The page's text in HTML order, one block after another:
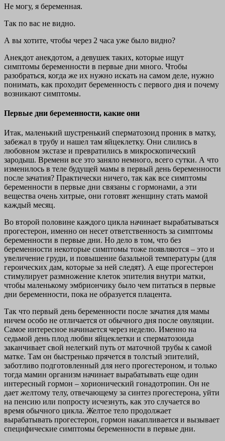
Не могу, я беременная.
Так по вас не видно.
А вы хотите, чтобы через 2 часа уже было видно?
Анекдот анекдотом, а девушек таких, которые ищут
симптомы беременности в первые дни много. Чтобы
разобраться, когда же их нужно искать на самом деле, нужно
понимать, как проходит беременность с первого дня и почему
возникают симптомы.
Первые дни беременности, какие они
Итак, маленький шустренький сперматозоид проник в матку,
забежал в трубу и нашел там яйцеклетку. Они слились в
любовном экстазе и превратились в микроскопический
зародыш. Времени все это заняло немного, всего сутки. А что
изменилось в теле будущей мамы в первый день беременности
после зачатия? Практически ничего, так как все симптомы
беременности в первые дни связаны с гормонами, а эти
вещества очень хитрые, они готовят женщину стать мамой
каждый месяц.
Во второй половине каждого цикла начинает вырабатываться
прогестерон, именно он несет ответственность за симптомы
беременности в первые дни. Но дело в том, что без
беременности некоторые симптомы тоже появляются – это и
увеличение груди, и повышение базальной температуры (для
героических дам, которые за ней следят). А еще прогестерон
стимулирует размножение клеток эпителия внутри матки,
чтобы маленькому эмбриончику было чем питаться в первые
дни беременности, пока не образуется плацента.
Так что первый день беременности после зачатия для мамы
ничем особо не отличается от обычного дня после овуляции.
Самое интересное начинается через неделю. Именно на
седьмой день плод любви яйцеклетки и сперматозоида
заканчивает свой нелегкий путь от маточной трубы к самой
матке. Там он быстренько прячется в толстый эпителий,
заботливо подготовленный для него прогестероном, и только
тогда мамин организм начинает вырабатывать еще один
интересный гормон – хорионический гонадотропин. Он не
дает желтому телу, отвечающему за синтез прогестерона, уйти
на пенсию или попросту исчезнуть, как это случается во
время обычного цикла. Желтое тело продолжает
вырабатывать прогестерон, гормон накапливается и вызывает
специфические симптомы беременности в первые дни.